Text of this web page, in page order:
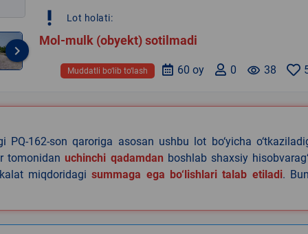
keyboard_arrow_right
priority_high Lot holati:
Mol-mulk (obyekt) sotilmadi
remove_red_eye 38
0
60 oy
Muddatli bo‘lib to‘lash
PQ-162-son qaroriga asosan ushbu lot bo‘yicha
tomonidanuchinchi qadamdan boshlab shaxsiy
miqdoridagisummaga ega bo‘lishlari talab etiladi.